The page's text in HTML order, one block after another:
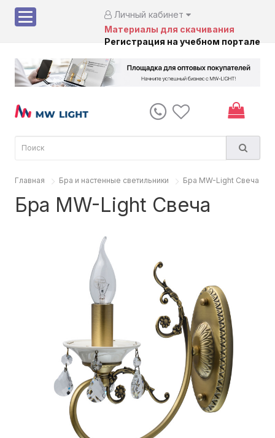
Личный кабинет
Материалы для скачивания
Регистрация на учебном портале
Главная Бра и настенные светильники Бра MW-Light Свеча
Бра MW-Light Свеча